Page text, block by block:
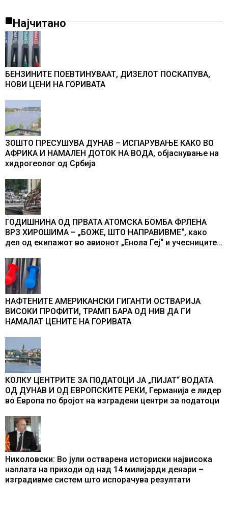
Најчитано
БЕНЗИНИТЕ ПОЕВТИНУВААТ, ДИЗЕЛОТ ПОСКАПУВА,
НОВИ ЦЕНИ НА ГОРИВАТА
ЗОШТО ПРЕСУШУВА ДУНАВ – ИСПАРУВАЊЕ КАКО ВО
АФРИКА И НАМАЛЕН ДОТОК НА ВОДА, објаснување на
хидрогеолог од Србија
ГОДИШНИНА ОД ПРВАТА АТОМСКА БОМБА ФРЛЕНА
ВРЗ ХИРОШИМА – „БОЖЕ, ШТО НАПРАВИВМЕ“, како
дел од екипажот во авионот „Енола Геј“ и учесниците
промени текот на историјата
НАФТЕНИТЕ АМЕРИКАНСКИ ГИГАНТИ ОСТВАРИЈА
ВИСОКИ ПРОФИТИ, ТРАМП БАРА ОД НИВ ДА ГИ
НАМАЛАТ ЦЕНИТЕ НА ГОРИВАТА
КОЛКУ ЦЕНТРИТЕ ЗА ПОДАТОЦИ ЈА „ПИЈАТ“ ВОДАТА
ОД ДУНАВ И ОД ЕВРОПСКИТЕ РЕКИ, Германија е лидер
во Европа по бројот на изградени центри за податоци
Николовски: Во јули остварена историски највисока
наплата на приходи од над 14 милијарди денари –
изградивме систем што испорачува резултати